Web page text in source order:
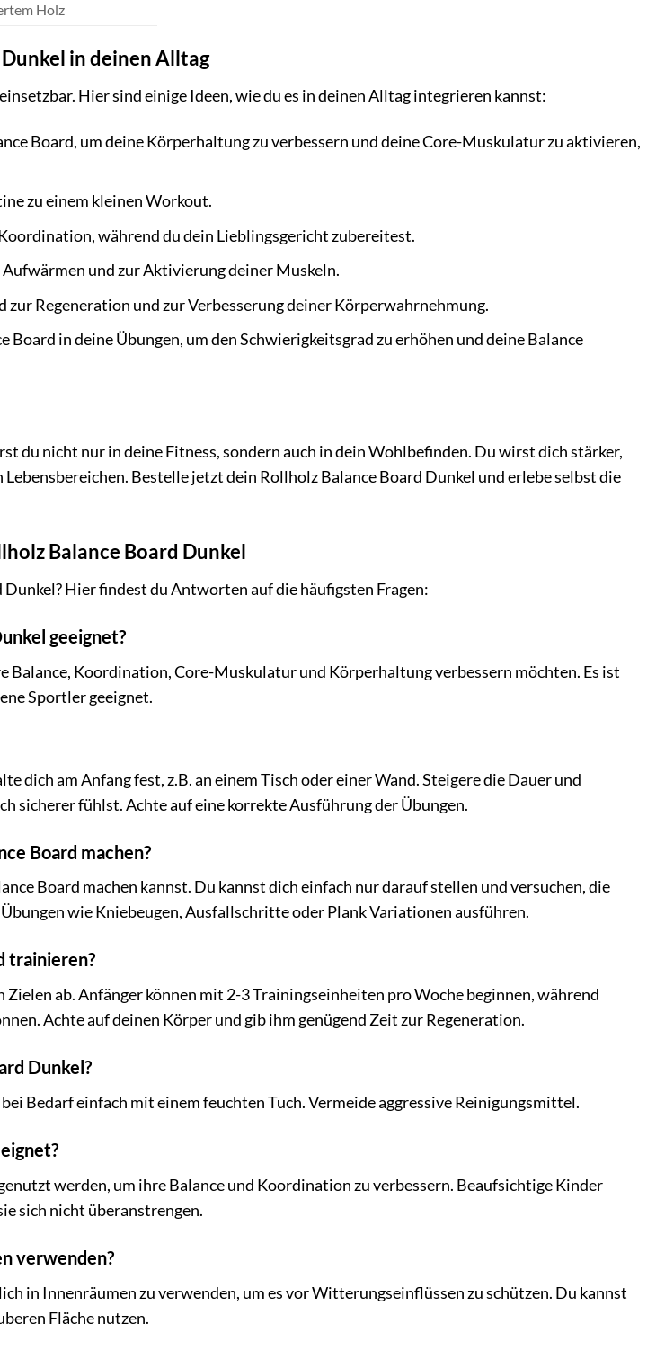
Holz
in deinen Alltag
Hier sind einige Ideen, wie du es in deinen Alltag integrieren kannst:
Board, um deine Körperhaltung zu verbessern und deine Core-Muskulatur zu aktivieren,
zu einem kleinen Workout.
während du dein Lieblingsgericht zubereitest.
Aufwärmen und zur Aktivierung deiner Muskeln.
zur Regeneration und zur Verbesserung deiner Körperwahrnehmung.
Board in deine Übungen, um den Schwierigkeitsgrad zu erhöhen und deine Balance
du nicht nur in deine Fitness, sondern auch in dein Wohlbefinden. Du wirst dich stärker,
Bestelle jetzt dein Rollholz Balance Board Dunkel und erlebe selbst die
Balance Board Dunkel
Hier findest du Antworten auf die häufigsten Fragen:
geeignet?
Balance, Koordination, Core-Muskulatur und Körperhaltung verbessern möchten. Es ist
Sportler geeignet.
dich am Anfang fest, z.B. an einem Tisch oder einer Wand. Steigere die Dauer und
sicherer fühlst. Achte auf eine korrekte Ausführung der Übungen.
Board machen?
Board machen kannst. Du kannst dich einfach nur darauf stellen und versuchen, die
wie Kniebeugen, Ausfallschritte oder Plank Variationen ausführen.
trainieren?
ab. Anfänger können mit 2-3 Trainingseinheiten pro Woche beginnen, während
Achte auf deinen Körper und gib ihm genügend Zeit zur Regeneration.
Dunkel?
Bedarf einfach mit einem feuchten Tuch. Vermeide aggressive Reinigungsmittel.
werden, um ihre Balance und Koordination zu verbessern. Beaufsichtige Kinder
sich nicht überanstrengen.
verwenden?
in Innenräumen zu verwenden, um es vor Witterungseinflüssen zu schützen. Du kannst
Fläche nutzen.